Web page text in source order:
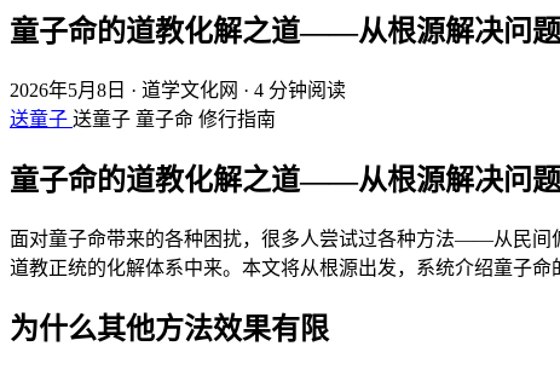
童子命的道教化解之道——从根源解决问题
2026年5月8日 · 道学文化网 · 4 分钟阅读
送童子 送童子 童子命 修行指南
童子命的道教化解之道——从根源解决问题
面对童子命带来的各种困扰，很多人尝试过各种方法——从民间
道教正统的化解体系中来。本文将从根源出发，系统介绍童子命
为什么其他方法效果有限